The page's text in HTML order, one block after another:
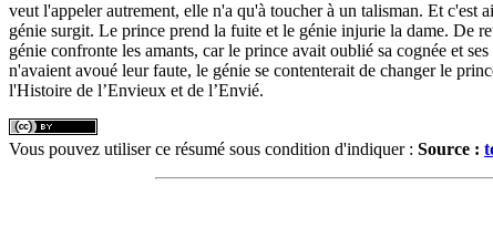
veut l'appeler autrement, elle n'a qu'à toucher à un talisman. Et
génie surgit. Le prince prend la fuite et le génie injurie la dame. De
génie confronte les amants, car le prince avait oublié sa cognée et
n'avaient avoué leur faute, le génie se contenterait de changer le
l'Histoire de l’Envieux et de l’Envié.
Vous pouvez utiliser ce résumé sous condition d'indiquer : Source :